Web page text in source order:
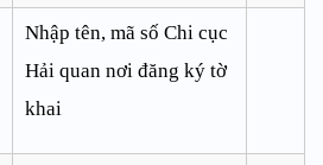
Nhập tên, mã số Chi cục
Hải quan nơi đăng ký tờ
khai